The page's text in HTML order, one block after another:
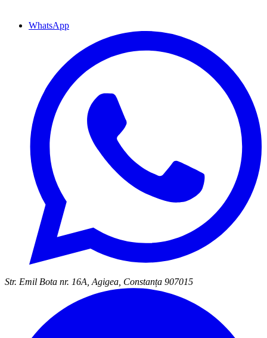
WhatsApp
Str. Emil Bota nr. 16A, Agigea, Constanța 907015